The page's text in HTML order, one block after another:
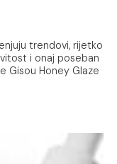
trendovi, rijetko
i onaj poseban
Gisou Honey Glaze